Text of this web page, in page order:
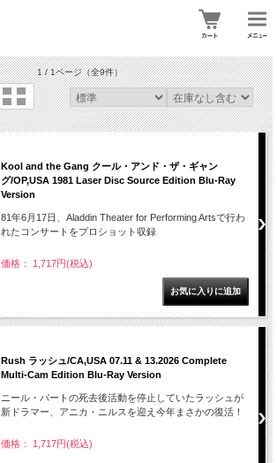
1 / 1ページ（全9件）
Kool and the Gang クール・アンド・ザ・ギャン
グ/OP,USA 1981 Laser Disc Source Edition Blu-Ray
Version
81年6月17日、Aladdin Theater for Performing Artsで行わ
れたコンサートをプロショット収録
価格： 1,717円(税込)
Rush ラッシュ/CA,USA 07.11 & 13.2026 Complete
Multi-Cam Edition Blu-Ray Version
ニール・パートの死去後活動を停止していたラッシュが
新ドラマー、アニカ・ニルスを迎え今年まさかの復活！
価格： 1,717円(税込)